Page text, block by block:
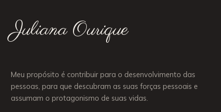
Juliana Ourique
Meu propósito é contribuir para o desenvolvimento das
pessoas, para que descubram as suas forças pessoais e
assumam o protagonismo de suas vidas.